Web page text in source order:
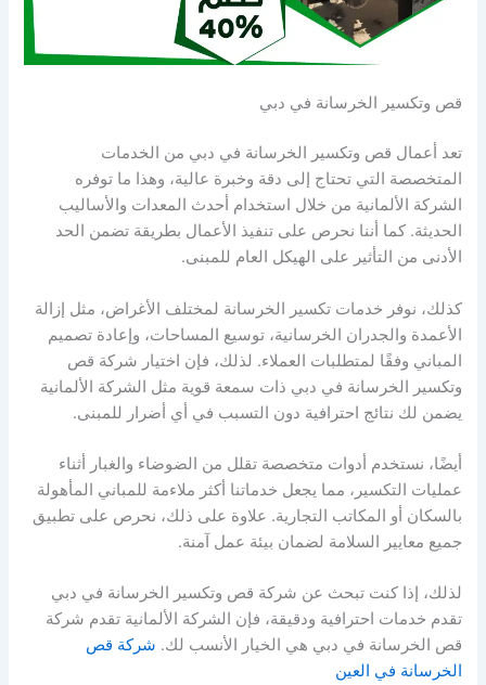
قص وتكسير الخرسانة في دبي
تعد أعمال قص وتكسير الخرسانة في دبي من الخدمات
المتخصصة التي تحتاج إلى دقة وخبرة عالية، وهذا ما توفره
الشركة الألمانية من خلال استخدام أحدث المعدات والأساليب
الحديثة. كما أننا نحرص على تنفيذ الأعمال بطريقة تضمن الحد
الأدنى من التأثير على الهيكل العام للمبنى.
كذلك، نوفر خدمات تكسير الخرسانة لمختلف الأغراض، مثل إزالة
الأعمدة والجدران الخرسانية، توسيع المساحات، وإعادة تصميم
المباني وفقًا لمتطلبات العملاء. لذلك، فإن اختيار شركة قص
وتكسير الخرسانة في دبي ذات سمعة قوية مثل الشركة الألمانية
يضمن لك نتائج احترافية دون التسبب في أي أضرار للمبنى.
أيضًا، نستخدم أدوات متخصصة تقلل من الضوضاء والغبار أثناء
عمليات التكسير، مما يجعل خدماتنا أكثر ملاءمة للمباني المأهولة
بالسكان أو المكاتب التجارية. علاوة على ذلك، نحرص على تطبيق
جميع معايير السلامة لضمان بيئة عمل آمنة.
لذلك، إذا كنت تبحث عن شركة قص وتكسير الخرسانة في دبي
تقدم خدمات احترافية ودقيقة، فإن الشركة الألمانية تقدم شركة
قص الخرسانة في دبي هي الخيار الأنسب لك. شركة قص
الخرسانة في العين